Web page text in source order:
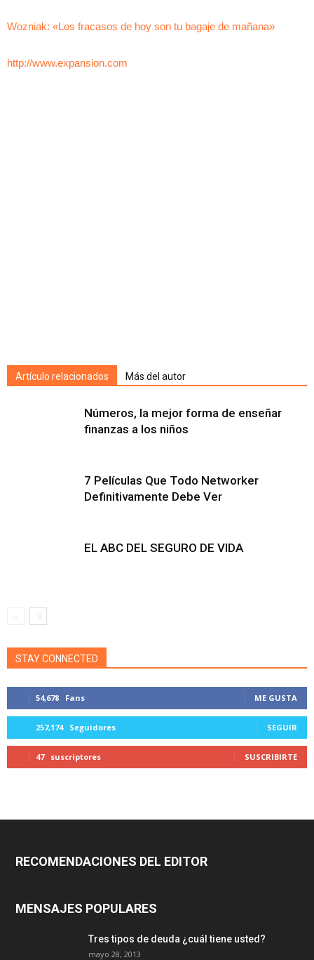
Wozniak: «Los fracasos de hoy son tu bagaje de mañana»
http://www.expansion.com
Artículo relacionados Más del autor
Números, la mejor forma de enseñar
finanzas a los niños
7 Películas Que Todo Networker
Definitivamente Debe Ver
EL ABC DEL SEGURO DE VIDA
STAY CONNECTED
54,678 Fans ME GUSTA
257,174 Seguidores SEGUIR
47 suscriptores SUSCRIBIRTE
RECOMENDACIONES DEL EDITOR
MENSAJES POPULARES
Tres tipos de deuda ¿cuál tiene usted?
mayo 28, 2013